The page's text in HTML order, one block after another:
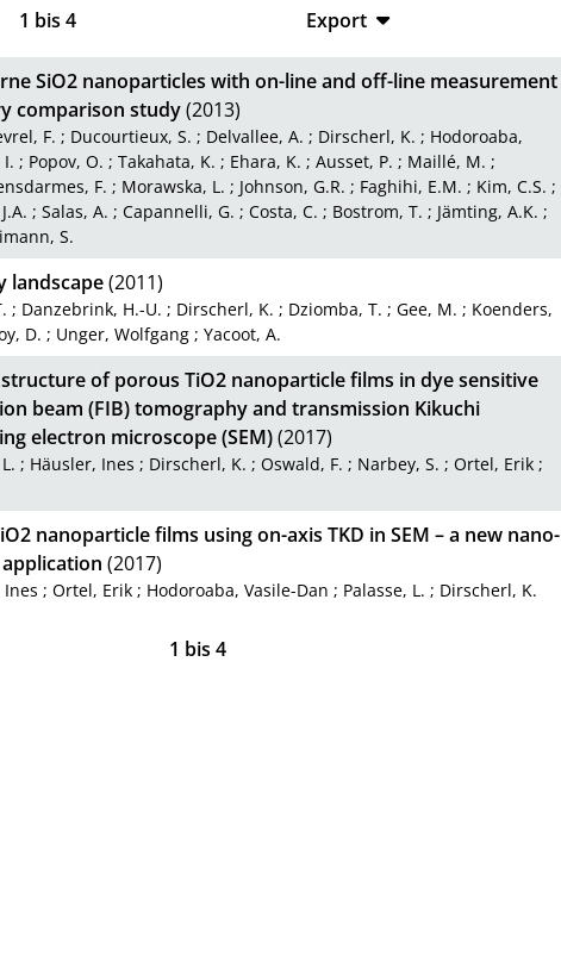
1 bis 4
Export
CSV
XML
SiO2 nanoparticles with on-line and off-line measurement
comparison study(2013)
F. ; Ducourtieux, S. ; Delvallee, A. ; Dirscherl, K. ; Hodoroaba,
; Popov, O. ; Takahata, K. ; Ehara, K. ; Ausset, P. ; Maillé, M. ;
F. ; Morawska, L. ; Johnson, G.R. ; Faghihi, E.M. ; Kim, C.S. ;
; Salas, A. ; Capannelli, G. ; Costa, C. ; Bostrom, T. ; Jämting, A.K. ;
S.
landscape(2011)
; Danzebrink, H.-U. ; Dirscherl, K. ; Dziomba, T. ;Gee, M. ; Koenders,
D. ; Unger, Wolfgang; Yacoot, A.
of porous TiO2 nanoparticle films in dye sensitive
beam (FIB) tomography and transmission Kikuchi
electron microscope (SEM)(2017)
; Häusler, Ines ; Dirscherl, K. ;Oswald, F. ; Narbey, S. ;Ortel, Erik ;
nanoparticle films using on-axis TKD in SEM – a new nano-
(2017)
;Ortel, Erik ; Hodoroaba, Vasile-Dan ; Palasse, L. ; Dirscherl, K.
1 bis4